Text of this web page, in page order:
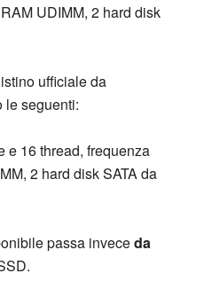
UDIMM, 2 hard disk
ufficiale da
le seguenti:
e 16 thread, frequenza
2 hard disk SATA da
passa inveceda